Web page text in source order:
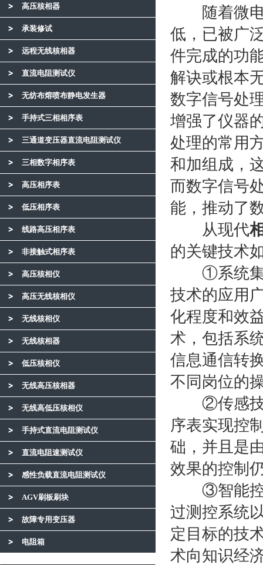
高压核相器
承装修试
远程无线核相器
直流电阻测试仪
无纺布熔喷布静电发生器
手持式三相相序表
三通道变压器直流电阻测试仪
三相数字相序表
高压相序表
低压相序表
线路高压相序表
非接触式相序表
高压核相仪
高压无线核相仪
无线核相仪
无线核相器
低压核相仪
无线高压核相器
无线高低压核相仪
手持式直流电阻测试仪
直流电阻速测试仪
感性负载直流电阻测试仪
AGV刷板刷块
故障专用变压器
电阻箱
随着微电
低，已被广
件完成的功
解诀或根本
数字信号处
增强了仪器
处理的常用
和加组成，
而数字信号
能，推动了
从现代
的关键技术
①系统集成
技术的应用
化程度和效
术，包括系
信息通信转
不同岗位的
②传感技术
序表实现控
础，并且是
效果的控制
③智能控制
过测控系统
定目标的技
术向知识经